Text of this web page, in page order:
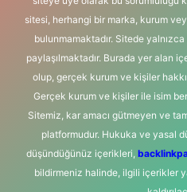
sitesi, herhangi bir marka, kurum
bulunmamaktadır. Sitede yalnızca
paylaşılmaktadır. Burada yer alan
olup, gerçek kurum ve kişiler
Gerçek kurum ve kişiler ile isim
Sitemiz, kar amacı gütmeyen ve
platformudur. Hukuka ve yasal
düşündüğünüz içerikleri,
bildirmeniz halinde, ilgili içerikler